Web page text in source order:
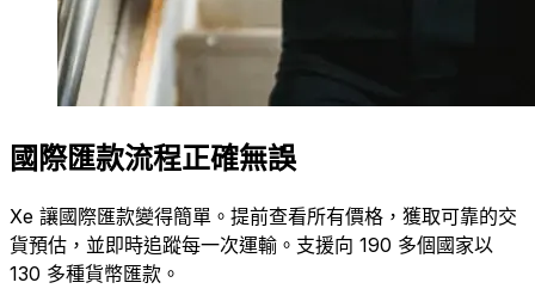
國際匯款流程正確無誤
Xe 讓國際匯款變得簡單。提前查看所有價格，獲取可靠的交
貨預估，並即時追蹤每一次運輸。支援向 190 多個國家以
130 多種貨幣匯款。